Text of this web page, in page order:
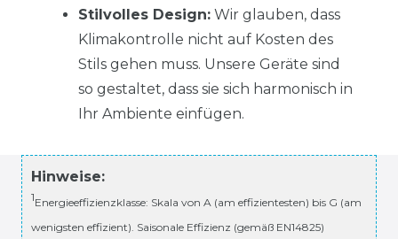
Stilvolles Design: Wir glauben, dass
Klimakontrolle nicht auf Kosten des
Stils gehen muss. Unsere Geräte sind
so gestaltet, dass sie sich harmonisch in
Ihr Ambiente einfügen.
Hinweise:
1Energieeffizienzklasse: Skala von A (am effizientesten) bis G (am
wenigsten effizient). Saisonale Effizienz (gemäß EN14825)